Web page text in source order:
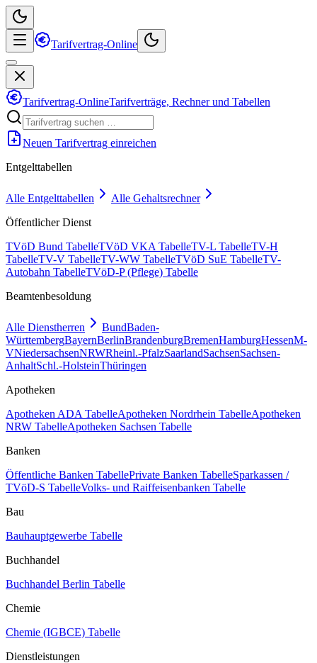
Tarifvertrag-Online
Tarifvertrag-OnlineTarifverträge, Rechner und Tabellen
Neuen Tarifvertrag einreichen
Entgelttabellen
Alle Entgelttabellen
Alle Gehaltsrechner
Öffentlicher Dienst
TVöD Bund TabelleTVöD VKA TabelleTV-L TabelleTV-H
TabelleTV-V TabelleTV-WW TabelleTVöD SuE TabelleTV-
Autobahn TabelleTVöD-P (Pflege) Tabelle
Beamtenbesoldung
Alle Dienstherren BundBaden-
WürttembergBayernBerlinBrandenburgBremenHamburgHessenM-
VNiedersachsenNRWRheinl.-PfalzSaarlandSachsenSachsen-
AnhaltSchl.-HolsteinThüringen
Apotheken
Apotheken ADA TabelleApotheken Nordrhein TabelleApotheken
NRW TabelleApotheken Sachsen Tabelle
Banken
Öffentliche Banken TabellePrivate Banken TabelleSparkassen /
TVöD-S TabelleVolks- und Raiffeisenbanken Tabelle
Bau
Bauhauptgewerbe Tabelle
Buchhandel
Buchhandel Berlin Tabelle
Chemie
Chemie (IGBCE) Tabelle
Dienstleistungen